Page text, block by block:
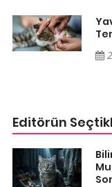
Editörün